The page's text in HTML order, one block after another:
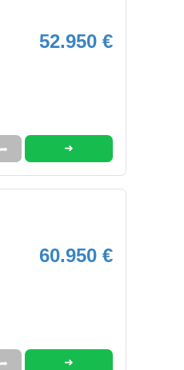
52.950 €
➦ ➜
60.950 €
➦ ➜